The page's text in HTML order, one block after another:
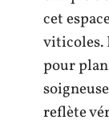
cet
viticoles.
pour
reflète